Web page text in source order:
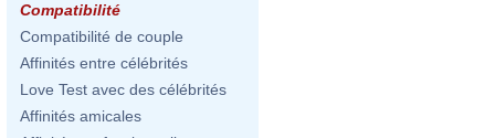
Compatibilité
Compatibilité de couple
Affinités entre célébrités
Love Test avec des célébrités
Affinités amicales